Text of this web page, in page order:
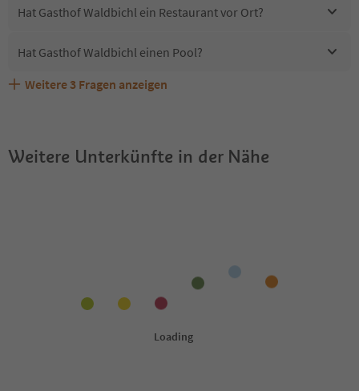
Hat Gasthof Waldbichl ein Restaurant vor Ort?
Hat Gasthof Waldbichl einen Pool?
Sind Haustiere in der Unterkunft Gasthof Waldbichl
Welche Services bietet Gasthof Waldbichl?
Erhalten die Gäste von Gasthof Waldbichl einen Südtirol
Weitere 3 Fragen anzeigen
Weitere Unterkünfte in der Nähe